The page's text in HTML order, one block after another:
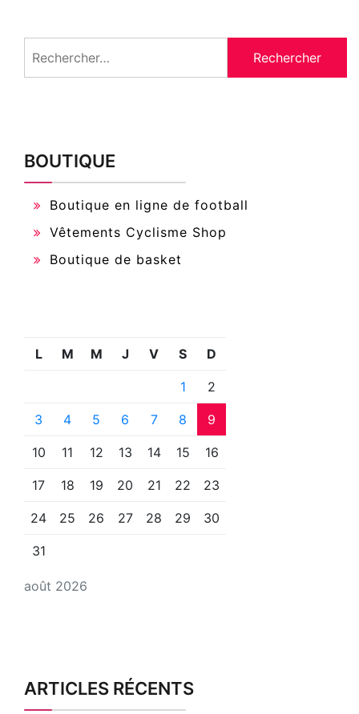
BOUTIQUE
Boutique en ligne de football
Vêtements Cyclisme Shop
Boutique de basket
août 2026
L M M J V S D
1 2
3 4 5 6 7 8 9
10 11 12 13 14 15 16
17 18 19 20 21 22 23
24 25 26 27 28 29 30
31
ARTICLES RÉCENTS